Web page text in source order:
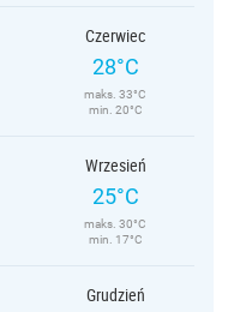
Czerwiec
28°C
maks. 33°C
min. 20°C
Wrzesień
25°C
maks. 30°C
min. 17°C
Grudzień